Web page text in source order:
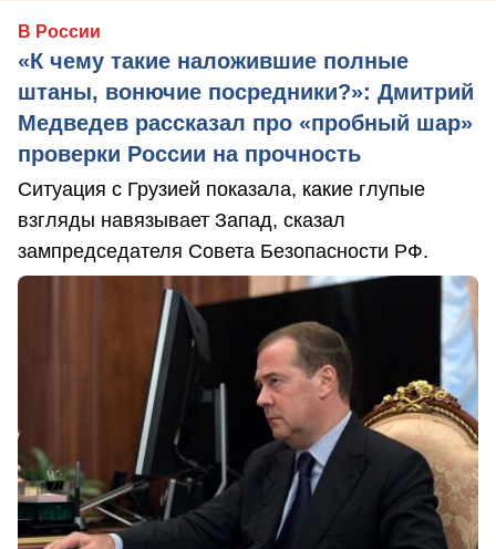
В России
«К чему такие наложившие полные
штаны, вонючие посредники?»: Дмитрий
Медведев рассказал про «пробный шар»
проверки России на прочность
Ситуация с Грузией показала, какие глупые
взгляды навязывает Запад, сказал
зампредседателя Совета Безопасности РФ.